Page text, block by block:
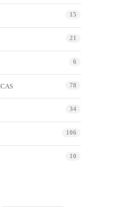
15
21
6
78
34
106
10